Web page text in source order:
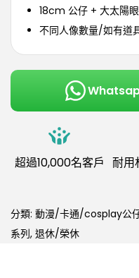
18cm 公仔 + 大太陽
不同人像數量/如有道
超過10,000名客戶 耐用
分類: 動漫/卡通/cosplay公
系列, 退休/榮休